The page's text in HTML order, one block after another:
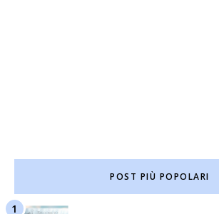
POST PIÙ POPOLARI